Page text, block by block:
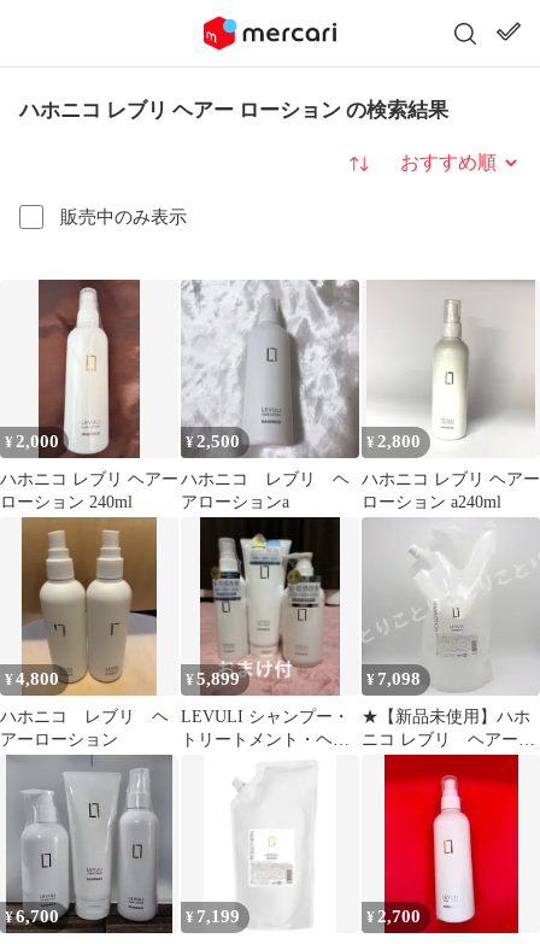
ハホニコ レブリ ヘアー ローション の検索結果
販売中のみ表示
並び替え
¥ 2,000
ハホニコ レブリ ヘアー
ローション 240ml
¥2,500
ハホニコ レブリ ヘ
アローションa
¥ 2,800
ハホニコ レブリ ヘアー
ローション a240ml
¥4,800
ハホニコ レブリ ヘ
アーローション
¥5,899
LEVULI シャンプー・
トリートメント・ヘア
ローションセット
¥ 7,098
★【新品未使用】ハホ
ニコ レブリ ヘアーロ
¥6,700 ¥ 7,199 ¥2,700